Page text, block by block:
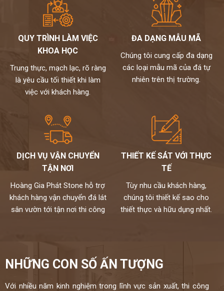
QUY TRÌNH LÀM VIỆC
KHOA HỌC
Trung thực, mạch lạc, rõ ràng
là yêu cầu tối thiết khi làm
việc với khách hàng.
ĐA DẠNG MẪU MÃ
Chúng tôi cung cấp đa dạng
các loại mẫu mã của đá tự
nhiên trên thị trường.
DỊCH VỤ VẬN CHUYỂN
TẬN NƠI
Hoàng Gia Phát Stone hỗ trợ
khách hàng vận chuyển đá lát
sân vườn tới tận nơi thi công
THIẾT KẾ SÁT VỚI THỰC
TẾ
Tùy nhu cầu khách hàng,
chúng tôi thiết kế sao cho
thiết thực và hữu dụng nhất.
NHỮNG CON SỐ ẤN TƯỢNG
Với nhiều năm kinh nghiệm trong lĩnh vực sản xuất, thi công